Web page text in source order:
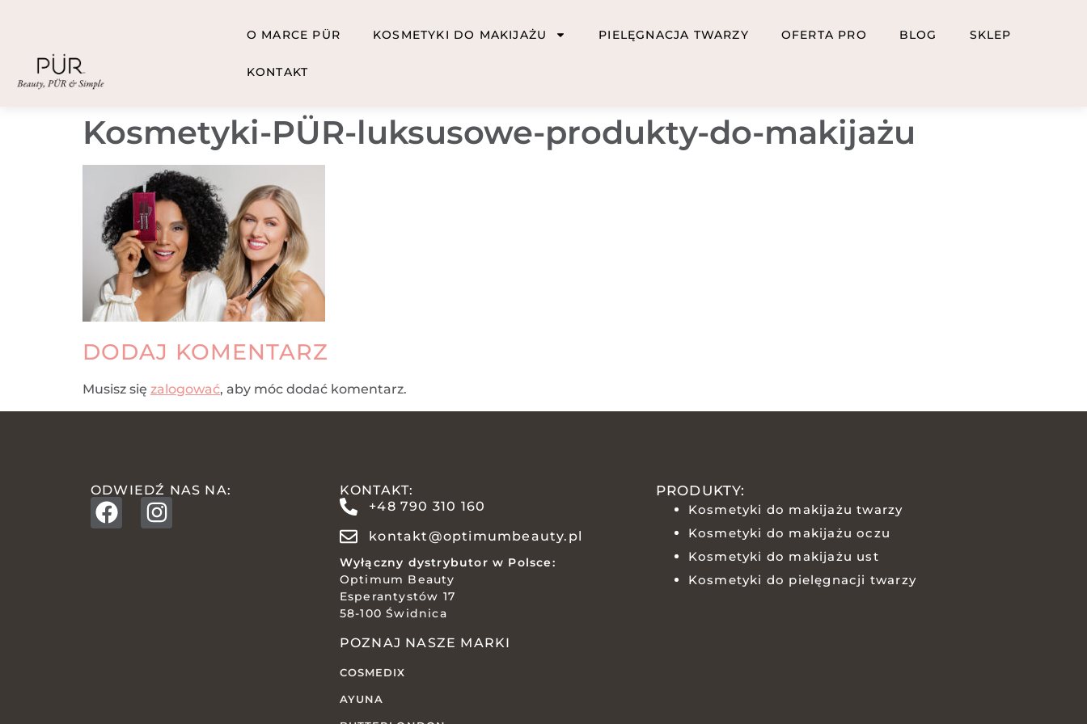
O MARCE PÜR KOSMETYKI DO MAKIJAŻU PIELĘGNACJA TWARZY OFERTA PRO BLOG SKLEP
KONTAKT
Kosmetyki-PÜR-luksusowe-produkty-do-makijażu
DODAJ KOMENTARZ
Musisz się zalogować, aby móc dodać komentarz.
ODWIEDŹ NAS NA:
KONTAKT:
+48 790 310 160
kontakt@optimumbeauty.pl
Wyłączny dystrybutor w Polsce:
Optimum Beauty
Esperantystów 17
58-100 Świdnica
POZNAJ NASZE MARKI
COSMEDIX
AYUNA
PRODUKTY:
Kosmetyki do makijażu twarzy
Kosmetyki do makijażu oczu
Kosmetyki do makijażu ust
Kosmetyki do pielęgnacji twarzy